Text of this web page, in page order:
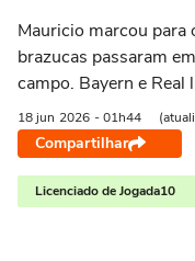
Mauricio marcou para
brazucas passaram
campo. Bayern e Real
18 jun 2026 - 01h44
Compartilhar
Licenciado de Jogada10